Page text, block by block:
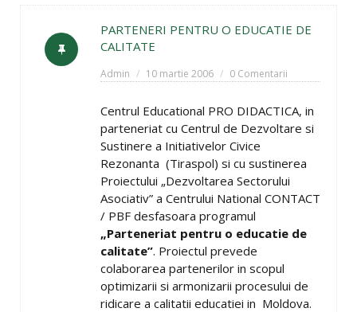
PARTENERI PENTRU O EDUCATIE DE
CALITATE
Admin 10 martie 2006 0 Comentarii
Centrul Educational PRO DIDACTICA, in
parteneriat cu Centrul de Dezvoltare si
Sustinere a Initiativelor Civice
Rezonanta (Tiraspol) si cu sustinerea
Proiectului „Dezvoltarea Sectorului
Asociativ” a Centrului National CONTACT
/ PBF desfasoara programul
„Parteneriat pentru o educatie de
calitate”. Proiectul prevede
colaborarea partenerilor in scopul
optimizarii si armonizarii procesului de
ridicare a calitatii educatiei in Moldova.